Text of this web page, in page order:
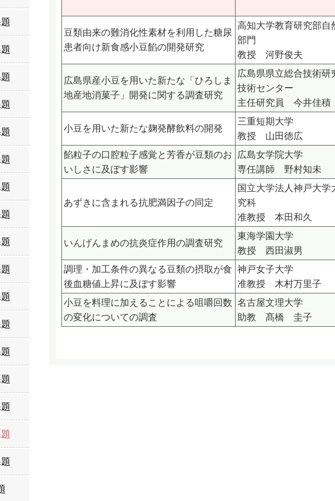
豆類由来の難消化性素材を利用した糖尿
患者向け新食感小豆餡の開発研究
高知大学教育研究部自
部門
教授 河野俊夫
広島県産小豆を用いた新たな「ひろしま
地産地消菓子」開発に関する調査研究
広島県県立総合技術研
技術センター
主任研究員 今井佳積
小豆を用いた新たな麹発酵飲料の開発
三重短期大学
教授 山田徳広
餡粒子の口腔粒子感覚と芳香が豆類のお
いしさに及ぼす影響
広島女学院大学
専任講師 野村知未
あずきに含まれる抗肥満因子の同定
国立大学法人神戸大学
究科
准教授 本田和久
いんげんまめの抗炎症作用の調査研究
東海学園大学
教授 西田淑男
調理・加工条件の異なる豆類の摂取が食
後血糖値上昇に及ぼす影響
神戸女子大学
准教授 木村万里子
小豆を料理に加えることによる咀嚼回数
の変化についての調査
名古屋文理大学
助教 髙橋 圭子